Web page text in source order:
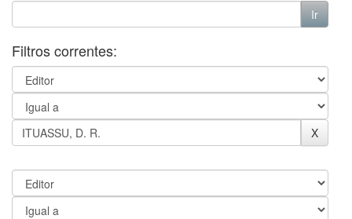
Filtros correntes: